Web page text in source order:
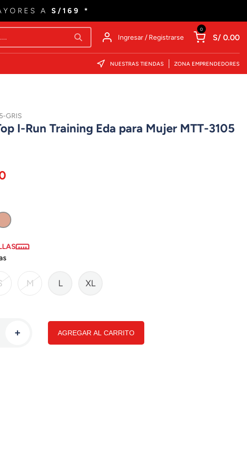
A S/169 *
Ingresar / Registrarse
0
S/ 0.00
NUESTRAS TIENDAS ZONA EMPRENDEDORES
GRIS
I-Run Training Eda para Mujer MTT-3105
M L XL
+ AGREGAR AL CARRITO